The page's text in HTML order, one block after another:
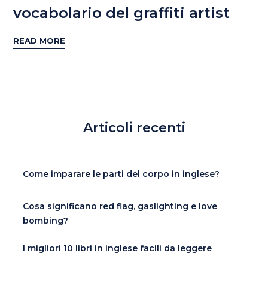
vocabolario del graffiti artist
READ MORE
Articoli recenti
Come imparare le parti del corpo in inglese?
Cosa significano red flag, gaslighting e love
bombing?
I migliori 10 libri in inglese facili da leggere